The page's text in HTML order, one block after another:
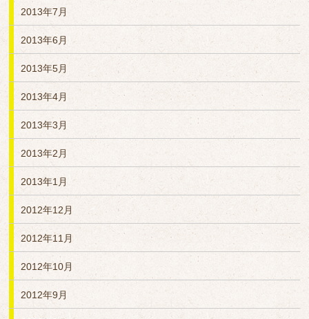
2013年7月
2013年6月
2013年5月
2013年4月
2013年3月
2013年2月
2013年1月
2012年12月
2012年11月
2012年10月
2012年9月